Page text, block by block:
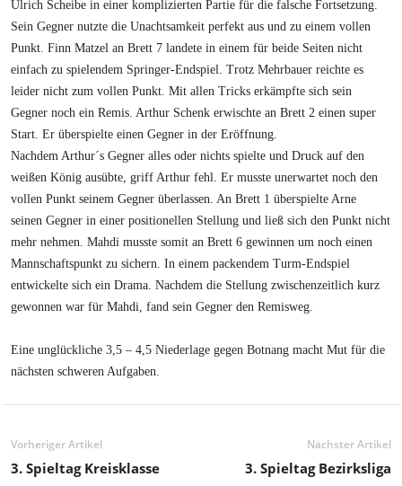
Ulrich Scheibe in einer komplizierten Partie für die falsche Fortsetzung.
Sein Gegner nutzte die Unachtsamkeit perfekt aus und zu einem vollen
Punkt. Finn Matzel an Brett 7 landete in einem für beide Seiten nicht
einfach zu spielendem Springer-Endspiel. Trotz Mehrbauer reichte es
leider nicht zum vollen Punkt. Mit allen Tricks erkämpfte sich sein
Gegner noch ein Remis. Arthur Schenk erwischte an Brett 2 einen super
Start. Er überspielte einen Gegner in der Eröffnung.
Nachdem Arthur´s Gegner alles oder nichts spielte und Druck auf den
weißen König ausübte, griff Arthur fehl. Er musste unerwartet noch den
vollen Punkt seinem Gegner überlassen. An Brett 1 überspielte Arne
seinen Gegner in einer positionellen Stellung und ließ sich den Punkt nicht
mehr nehmen. Mahdi musste somit an Brett 6 gewinnen um noch einen
Mannschaftspunkt zu sichern. In einem packendem Turm-Endspiel
entwickelte sich ein Drama. Nachdem die Stellung zwischenzeitlich kurz
gewonnen war für Mahdi, fand sein Gegner den Remisweg.
Eine unglückliche 3,5 – 4,5 Niederlage gegen Botnang macht Mut für die
nächsten schweren Aufgaben.
Vorheriger Artikel
3. Spieltag Kreisklasse
Nächster Artikel
3. Spieltag Bezirksliga